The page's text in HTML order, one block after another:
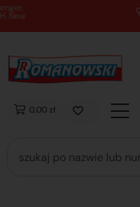
89 762 00 69 -
0,00 zł